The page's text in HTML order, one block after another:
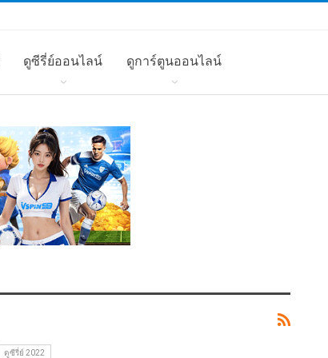
ดูซีรี่ย์ออนไลน์ ดูการ์ตูนออนไลน์
ดูซีรี่ย์ 2022